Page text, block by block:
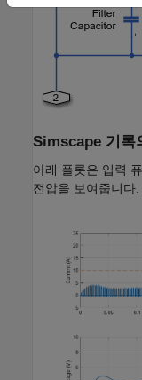
Simscape 기록
아래 플롯은 입력
전압을 보여줍니다.